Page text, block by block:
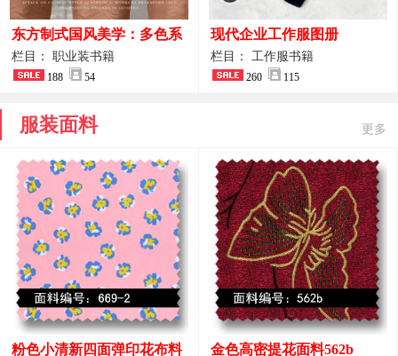
东方制式国风美学：多色系
新中式前厅管家VIP接待员
工作服合集
栏目： 职业装书籍
188 54
现代企业工作服图册
栏目： 工作服书籍
260 115
服装面料 更多
粉色小清新四面弹印花布料 金色高密提花面料562b